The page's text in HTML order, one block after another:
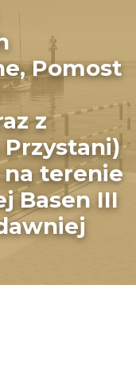
Pomost
z
terenie
Basen III